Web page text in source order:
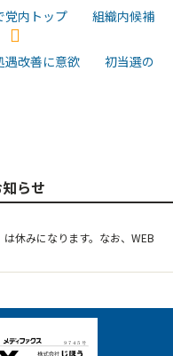
で党内トップ 組織内候補
処遇改善に意欲 初当選の
らせ
休みになります。なお、WEB